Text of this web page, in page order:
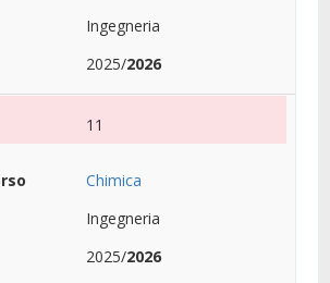
Ingegneria
2025/2026
11
Chimica
Ingegneria
2025/2026